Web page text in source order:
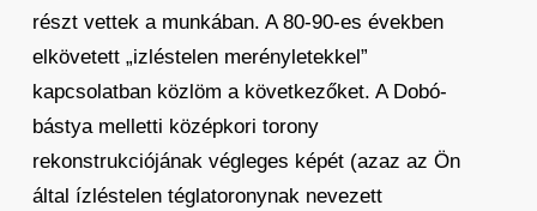
részt vettek a munkában. A 80-90-es években
elkövetett „izléstelen merényletekkel”
kapcsolatban közlöm a következőket. A Dobó-
bástya melletti középkori torony
rekonstrukciójának végleges képét (azaz az Ön
által ízléstelen téglatoronynak nevezett